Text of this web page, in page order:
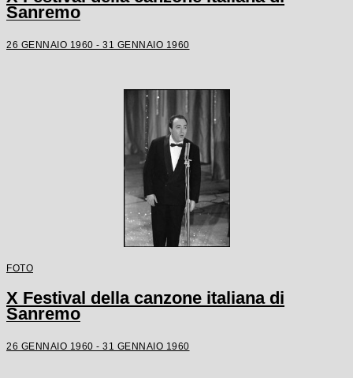
Sanremo
26 GENNAIO 1960 - 31 GENNAIO 1960
FOTO
X Festival della canzone italiana di
Sanremo
26 GENNAIO 1960 - 31 GENNAIO 1960